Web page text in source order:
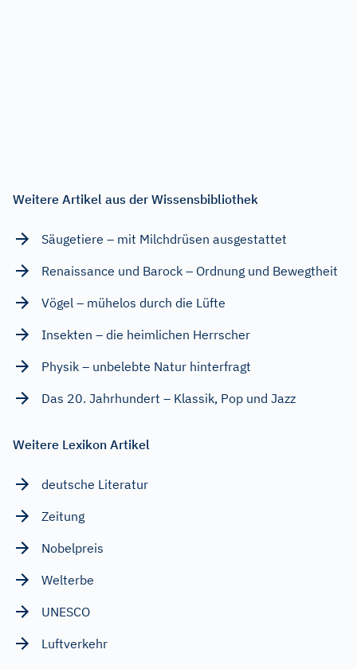
Weitere Artikel aus der Wissensbibliothek
Säugetiere – mit Milchdrüsen ausgestattet
Renaissance und Barock – Ordnung und Bewegtheit
Vögel – mühelos durch die Lüfte
Insekten – die heimlichen Herrscher
Physik – unbelebte Natur hinterfragt
Das 20. Jahrhundert – Klassik, Pop und Jazz
Weitere Lexikon Artikel
deutsche Literatur
Zeitung
Nobelpreis
Welterbe
UNESCO
Luftverkehr